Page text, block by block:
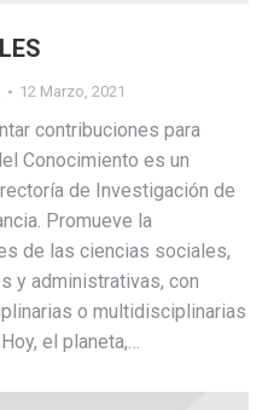
12 Marzo, 2021
contribuciones para
Conocimiento es un
de Investigación de
Promueve la
de las ciencias sociales,
y administrativas, con
o multidisciplinarias
el planeta,…